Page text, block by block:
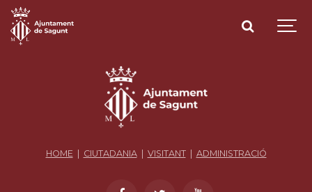
HOME CIUTADANIA| VISITANT| ADMINISTRACIÓ